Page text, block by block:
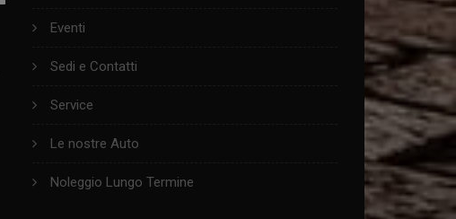
Eventi
Sedi e Contatti
Service
Le nostre Auto
Noleggio Lungo Termine